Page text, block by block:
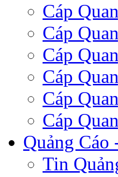
Cáp
Cáp
Cáp
Cáp
Cáp
Cáp
Quảng Cáo
Tin